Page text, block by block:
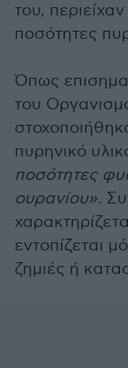
του,
ποσότητες
Όπως
του
πυρηνικό
ποσότητες
ουρανίου».
εντοπίζεται
ζημιές ή